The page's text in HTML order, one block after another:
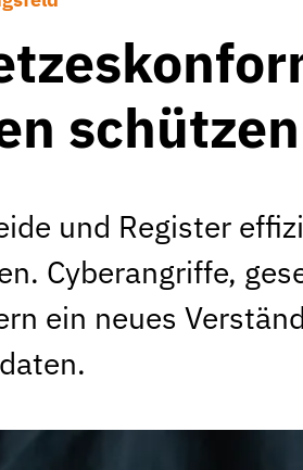
schützen
und Register
Cyberangriffe,
ein neues